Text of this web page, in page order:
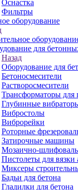
Оснастка
Фильтры
оборудование
для
Назад
Оборудование для
Бетоносмесители
Растворосмесители
Трансформаторы для
Глубинные
Вибростолы
Виброрейки
Роторные
Затирочные машины
Мозаично-
Пистолеты для вязки
Миксеры
Бадьи для бетона
Гладилки для бетона